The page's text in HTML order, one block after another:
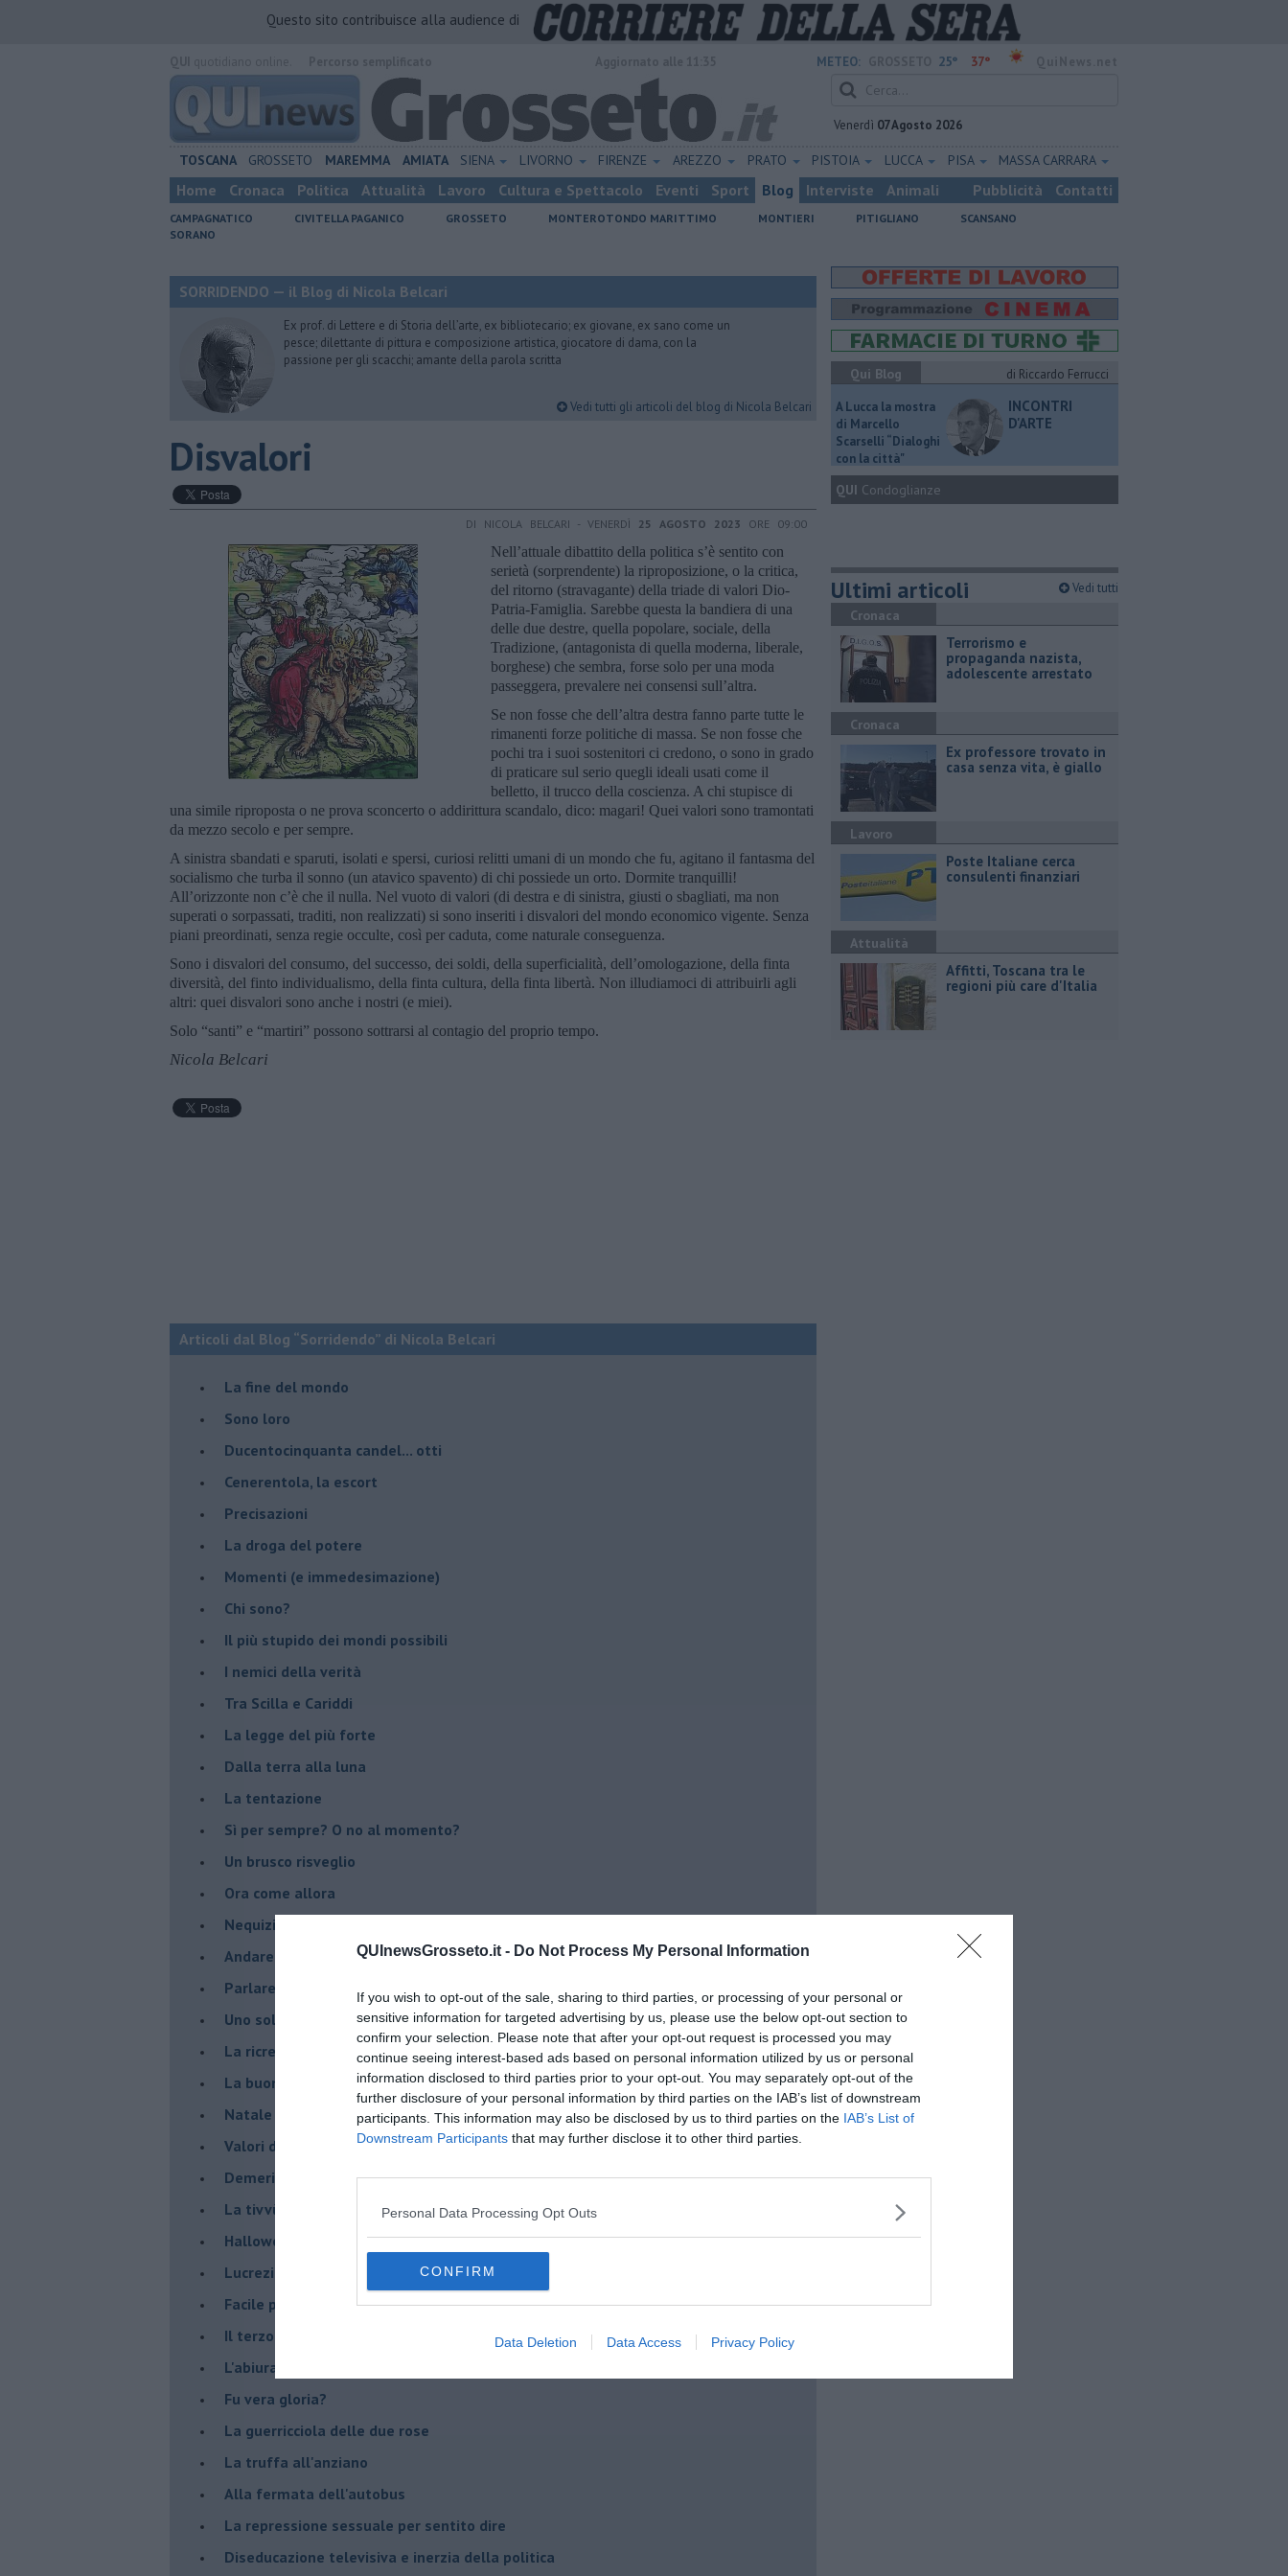
QUInewsGrosseto.it - Do Not Process My Personal Information
If you wish to opt-out of the sale, sharing to third parties, or processing of your personal or
sensitive information for targeted advertising by us, please use the below opt-out section to
confirm your selection. Please note that after your opt-out request is processed you may
continue seeing interest-based ads based on personal information utilized by us or personal
information disclosed to third parties prior to your opt-out. You may separately opt-out of the
further disclosure of your personal information by third parties on the IAB’s list of downstream
participants. This information may also be disclosed by us to third parties on the IAB’s List of
Downstream Participants that may further disclose it to other third parties.
Personal Data Processing Opt Outs
CONFIRM
Data Deletion Data Access Privacy Policy
Questo sito contribuisce alla audience di
METEO: 25° 37°
Venerdì 07 Agosto 2026
TOSCANA GROSSETO MAREMMA AMIATA SIENA LIVORNO FIRENZE AREZZO PRATO PISTOIA LUCCA PISA MASSA CARRARA
Home Cronaca Politica Attualità Lavoro Cultura e Spettacolo Eventi Sport Blog Interviste Animali Pubblicità Contatti
CAMPAGNATICO CIVITELLA PAGANICO GROSSETO MONTEROTONDO MARITTIMO MONTIERI PITIGLIANO
SCANSANO
SORANO
SORRIDENDO — il Blog di Nicola Belcari
Ex prof. di Lettere e di Storia dell’arte, ex bibliotecario; ex giovane, ex sano come un
pesce; dilettante di pittura e composizione artistica, giocatore di dama, con la
passione per gli scacchi; amante della parola scritta
Vedi tutti gli articoli del blog di Nicola Belcari
Disvalori
DI NICOLA BELCARI - VENERDÌ 25 AGOSTO 2023 ORE 09:00
Nell’attuale dibattito della politica s’è sentito con
serietà (sorprendente) la riproposizione, o la critica,
del ritorno (stravagante) della triade di valori Dio-
Patria-Famiglia. Sarebbe questa la bandiera di una
delle due destre, quella popolare, sociale, della
Tradizione, (antagonista di quella moderna, liberale,
borghese) che sembra, forse solo per una moda
passeggera, prevalere nei consensi sull’altra.
Se non fosse che dell’altra destra fanno parte tutte le
rimanenti forze politiche di massa. Se non fosse che
pochi tra i suoi sostenitori ci credono, o sono in grado
di praticare sul serio quegli ideali usati come il
belletto, il trucco della coscienza. A chi stupisce di
una simile riproposta o ne prova sconcerto o addirittura scandalo, dico: magari! Quei valori sono tramontati
da mezzo secolo e per sempre.
A sinistra sbandati e sparuti, isolati e spersi, curiosi relitti umani di un mondo che fu, agitano il fantasma del
socialismo che turba il sonno (un atavico spavento) di chi possiede un orto. Dormite tranquilli!
All’orizzonte non c’è che il nulla. Nel vuoto di valori (di destra e di sinistra, giusti o sbagliati, ma non
superati o sorpassati, traditi, non realizzati) si sono inseriti i disvalori del mondo economico vigente. Senza
piani preordinati, senza regie occulte, così per caduta, come naturale conseguenza.
Sono i disvalori del consumo, del successo, dei soldi, della superficialità, dell’omologazione, della finta
diversità, del finto individualismo, della finta cultura, della finta libertà. Non illudiamoci di attribuirli agli
altri: quei disvalori sono anche i nostri (e miei).
Solo “santi” e “martiri” possono sottrarsi al contagio del proprio tempo.
Nicola Belcari
Articoli dal Blog “Sorridendo” di Nicola Belcari
La fine del mondo
Sono loro
Ducentocinquanta candel... otti
Cenerentola, la escort
Precisazioni
La droga del potere
Momenti (e immedesimazione)
Chi sono?
Il più stupido dei mondi possibili
I nemici della verità
Tra Scilla e Cariddi
La legge del più forte
Dalla terra alla luna
La tentazione
​Sì per sempre? O no al momento?
Un brusco risveglio
Ora come allora
Nequizia
Andare oltre lo specchio
Parlare con la televisione
Uno solo al comando?
La ricreazione è finita
La buona notizia
Natale con l'elmetto
Valori dubbi miti fasulli
Demeritocrazia
La tivvù pallonara
Halloween
​Lucrezia Borgia, una storia di potere
Facile profezia
Il terzo compito
L'abiura di Galileo
Fu vera gloria?
La guerricciola delle due rose
La truffa all'anziano
Alla fermata dell'autobus
La repressione sessuale per sentito dire
Diseducazione televisiva e inerzia della politica
Qui Blog
di Riccardo Ferrucci
A Lucca la mostra
di Marcello
Scarselli “Dialoghi
con la città"
INCONTRI
D'ARTE
QUI Condoglianze
Ultimi articoli Vedi tutti
Cronaca
Terrorismo e
propaganda nazista,
adolescente arrestato
Cronaca
Ex professore trovato in
casa senza vita, è giallo
Lavoro
Poste Italiane cerca
consulenti finanziari
Attualità
Affitti, Toscana tra le
regioni più care d'Italia